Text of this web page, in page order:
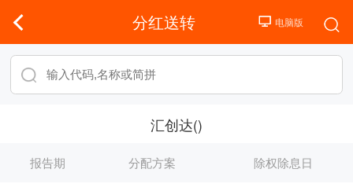
分红送转
汇创达()
报告期 分配方案 除权除息日